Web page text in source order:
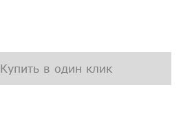
Купить в один клик